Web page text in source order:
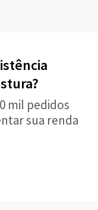
mil pedidos
sua renda